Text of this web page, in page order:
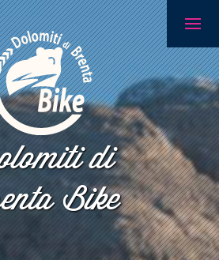
di
Bike